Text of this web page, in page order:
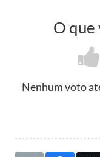
O que
Nenhum voto